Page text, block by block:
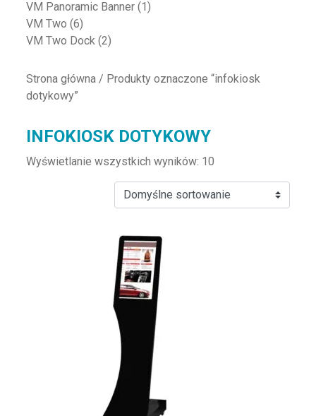
VM Panoramic Banner (1)
VM Two (6)
VM Two Dock (2)
Strona główna / Produkty oznaczone “infokiosk
dotykowy”
INFOKIOSK DOTYKOWY
Wyświetlanie wszystkich wyników: 10